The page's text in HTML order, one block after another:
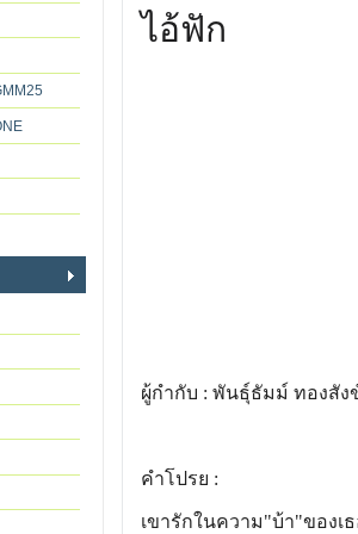
ไอ้ฟัก
ผู้กำกับ : พันธุ์ธัมม์ ทองสัง
คำโปรย :
เขารักในความ"บ้า"ของเ